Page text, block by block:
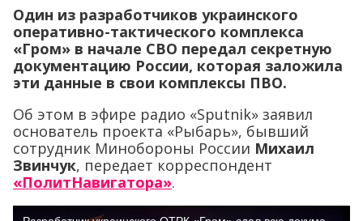
Один из разработчиков украинского
оперативно-тактического комплекса
«Гром» в начале СВО передал секретную
документацию России, которая заложила
эти данные в свои комплексы ПВО.
Об этом в эфире радио «Sputnik» заявил
основатель проекта «Рыбарь», бывший
сотрудник Минобороны России Михаил
Звинчук, передает корреспондент
«ПолитНавигатора».